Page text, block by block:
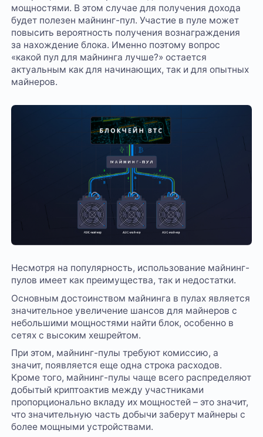
мощностями. В этом случае для получения дохода
будет полезен майнинг-пул. Участие в пуле может
повысить вероятность получения вознаграждения
за нахождение блока. Именно поэтому вопрос
«какой пул для майнинга лучше?» остается
актуальным как для начинающих, так и для опытных
майнеров.
Несмотря на популярность, использование майнинг-
пулов имеет как преимущества, так и недостатки.
Основным достоинством майнинга в пулах является
значительное увеличение шансов для майнеров с
небольшими мощностями найти блок, особенно в
сетях с высоким хешрейтом.
При этом, майнинг-пулы требуют комиссию, а
значит, появляется еще одна строка расходов.
Кроме того, майнинг-пулы чаще всего распределяют
добытый криптоактив между участниками
пропорционально вкладу их мощностей – это значит,
что значительную часть добычи заберут майнеры с
более мощными устройствами.